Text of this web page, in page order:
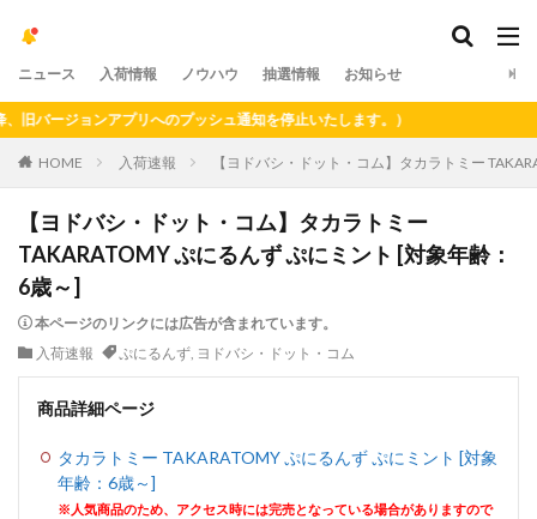
ニュース 入荷情報 ノウハウ 抽選情報 お知らせ
ジョンアプリへのプッシュ通知を停止いたします。）
HOME 入荷速報 【ヨドバシ・ドット・コム】タカラトミー
【ヨドバシ・ドット・コム】タカラトミー
TAKARATOMY ぷにるんず ぷにミント [対象年齢：
6歳～]
本ページのリンクには広告が含まれています。
入荷速報
ぷにるんず, ヨドバシ・ドット・コム
商品詳細ページ
タカラトミー TAKARATOMY ぷにるんず ぷにミント [対象
年齢：6歳～]
※人気商品のため、アクセス時には完売となっている場合がありますので